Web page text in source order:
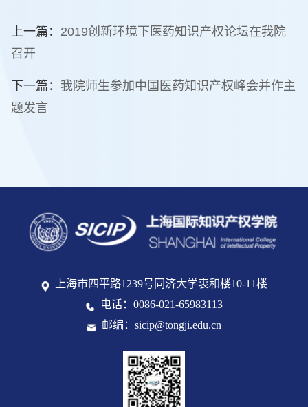
上一篇： 2019创新环境下医药知识产权论坛在我院
召开
下一篇： 我院师生参加中国医药知识产权峰会并作主
题发言
上海市四平路1239号同济大学衷和楼10-11楼
电话：0086-021-65983113
邮编：sicip@tongji.edu.cn